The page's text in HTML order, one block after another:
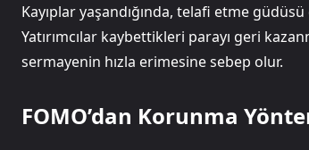
Kayıplar yaşandığında, telafi etme
Yatırımcılar kaybettikleri parayı geri
sermayenin hızla erimesine sebep olur.
FOMO’dan Korunma